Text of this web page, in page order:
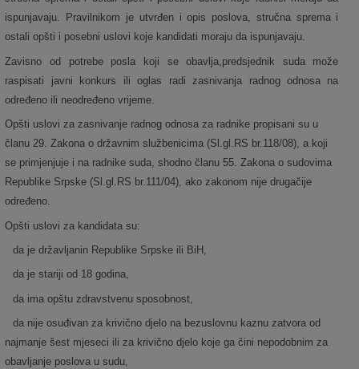
ispunjavaju. Pravilnikom je utvrđen i opis poslova, stručna sprema i
ostali opšti i posebni uslovi koje kandidati moraju da ispunjavaju.
Zavisno od potrebe posla koji se obavlja,predsjednik suda može
raspisati javni konkurs ili oglas radi zasnivanja radnog odnosa na
određeno ili neodređeno vrijeme.
Opšti uslovi za zasnivanje radnog odnosa za radnike propisani su u
članu 29. Zakona o državnim službenicima (Sl.gl.RS br.118/08), a koji
se primjenjuje i na radnike suda, shodno članu 55. Zakona o sudovima
Republike Srpske (Sl.gl.RS br.111/04), ako zakonom nije drugačije
određeno.
Opšti uslovi za kandidata su:
da je državljanin Republike Srpske ili BiH,
da je stariji od 18 godina,
da ima opštu zdravstvenu sposobnost,
da nije osuđivan za krivično djelo na bezuslovnu kaznu zatvora od
najmanje šest mjeseci ili za krivično djelo koje ga čini nepodobnim za
obavljanje poslova u sudu,